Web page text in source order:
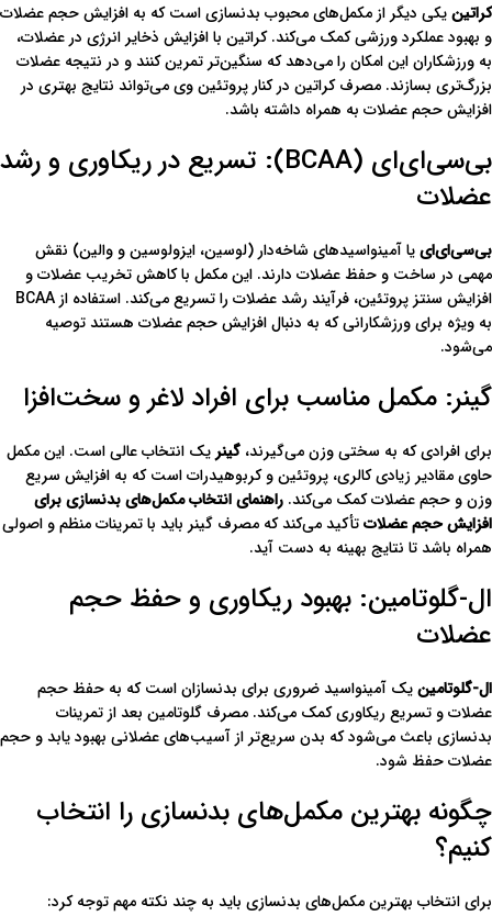
کراتینیکی دیگر از مکمل‌های محبوب بدنسازی است که به افزایش حجم عضلات
و بهبود عملکرد ورزشی کمک می‌کند. کراتین با افزایش ذخایر انرژی در عضلات،
به ورزشکاران این امکان را می‌دهد که سنگین‌تر تمرین کنند و در نتیجه عضلات
بزرگ‌تری بسازند. مصرف کراتین در کنار پروتئین وی می‌تواند نتایج بهتری در
افزایش حجم عضلات به همراه داشته باشد.
بی‌سی‌ای‌ای (BCAA): تسریع در ریکاوری و رشد
عضلات
بی‌سی‌ای‌اییا آمینواسیدهای شاخه‌دار (لوسین، ایزولوسین و والین) نقش
مهمی در ساخت و حفظ عضلات دارند. این مکمل با کاهش تخریب عضلات و
افزایش سنتز پروتئین، فرآیند رشد عضلات را تسریع می‌کند. استفاده از BCAA
به ویژه برای ورزشکارانی که به دنبال افزایش حجم عضلات هستند توصیه
می‌شود.
گینر: مکمل مناسب برای افراد لاغر و سخت‌افزا
برای افرادی که به سختی وزن می‌گیرند، گینر یک انتخاب عالی است. این مکمل
حاوی مقادیر زیادی کالری، پروتئین و کربوهیدرات است که به افزایش سریع
وزن و حجم عضلات کمک می‌کند. راهنمای انتخاب مکمل‌های بدنسازی برای
افزایش حجم عضلاتتأکید می‌کند که مصرف گینر باید با تمرینات منظم و اصولی
همراه باشد تا نتایج بهینه به دست آید.
ال-گلوتامین: بهبود ریکاوری و حفظ حجم
عضلات
ال-گلوتامینیک آمینواسید ضروری برای بدنسازان است که به حفظ حجم
عضلات و تسریع ریکاوری کمک می‌کند. مصرف گلوتامین بعد از تمرینات
بدنسازی باعث می‌شود که بدن سریع‌تر از آسیب‌های عضلانی بهبود یابد و حجم
عضلات حفظ شود.
چگونه بهترین مکمل‌های بدنسازی را انتخاب
کنیم؟
برای انتخاب بهترین مکمل‌های بدنسازی باید به چند نکته مهم توجه کرد: